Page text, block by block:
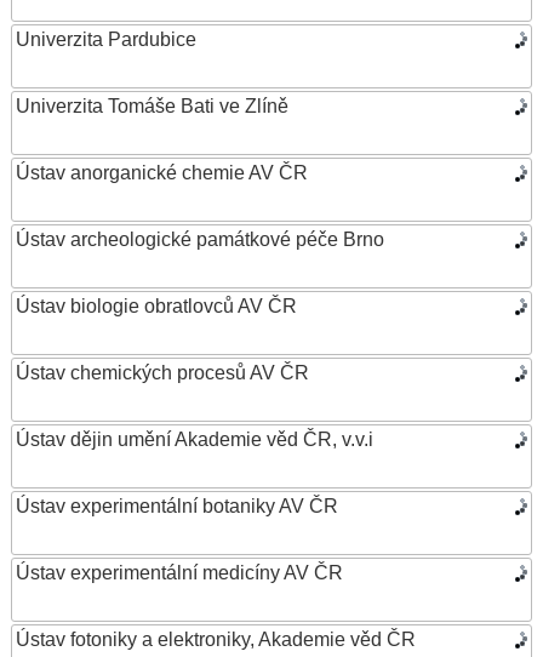
Univerzita Pardubice
Univerzita Tomáše Bati ve Zlíně
Ústav anorganické chemie AV ČR
Ústav archeologické památkové péče Brno
Ústav biologie obratlovců AV ČR
Ústav chemických procesů AV ČR
Ústav dějin umění Akademie věd ČR, v.v.i
Ústav experimentální botaniky AV ČR
Ústav experimentální medicíny AV ČR
Ústav fotoniky a elektroniky, Akademie věd ČR